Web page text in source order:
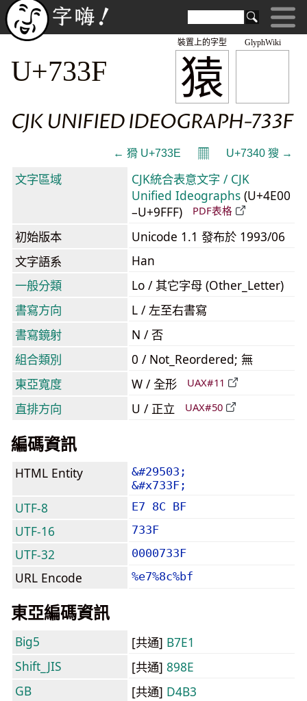
GlyphWiki
猿
裝置上的字型
U+733F
CJK UNIFIED IDEOGRAPH-733F
← 猾 U+733E 𝄜 U+7340 獀 →
文字區域
CJK統合表意文字 / CJK
Unified Ideographs (U+4E00
–U+9FFF)
PDF表格
初始版本
Unicode 1.1 發布於 1993/06
文字語系
Han
一般分類
Lo / 其它字母 (Other_Letter)
書寫方向
L / 左至右書寫
書寫鏡射
N / 否
組合類別
0 / Not_Reordered; 無
東亞寬度
W / 全形 UAX#11
直排方向 U / 正立 UAX#50
編碼資訊
HTML Entity
&#29503;
&#x733F;
UTF-8 E7 8C BF
UTF-16 733F
UTF-32 0000733F
URL Encode %e7%8c%bf
東亞編碼資訊
Big5 [共通] B7E1
Shift_JIS
[共通] 898E
GB
[共通] D4B3